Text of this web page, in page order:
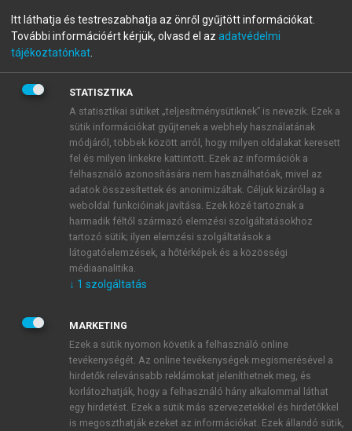
fiókoddal,vagy hozz létre új fiókot.
A regisztráció után apróbaidőszakautomatikusan
BELÉPÉS SAJÁT FIÓKKAL
ÚJ FIÓK LÉTREHOZÁSA
1 óra díjmentes hozzáférés
E-MAIL-CÍM
JELSZÓ
JELSZÓ ÚJRA
Itt láthatja és testreszabhatja az önről gyűjtött információkat.
További információért kérjük, olvasd el az adatvédelmi
tájékoztatónkat
STATISZTIKA
A statisztikai sütiket „teljesítménysütiknek” is nevezik. Ezek a
sütik információkat gyűjtenek a webhely használatának
módjáról, többek között arról, hogy milyen oldalakat keresett
fel és milyen linkekre kattintott. Ezek az információk a
felhasználó azonosítására nem használhatóak, mivel az
adatok összesítettek és anonimizáltak. Céljuk kizárólag a
weboldal funkcióinak javítása. Ezek közé tartoznak a
harmadik féltől származó elemzési szolgáltatásokhoz
tartozó sütik; ilyen elemzési szolgáltatások a
látogatóelemzések, a hőtérképek és a közösségi
médiaanalitika.
↓ 1 szolgáltatás
MARKETING
Ezek a sütik nyomon követik a felhasználó online
tevékenységét. Az online tevékenységek megismerésével a
hirdetők relevánsabb reklámokat jeleníthetnek meg, és
korlátozhatják, hogy a felhasználó hány alkalommal láthat
egy hirdetést. Ezek a sütik más szervezetekkel és hirdetőkkel
is megoszthatják ezeket az információkat. Ezek állandó sütik,